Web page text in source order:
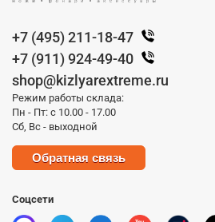
+7 (495) 211-18-47
+7 (911) 924-49-40
shop@kizlyarextreme.ru
Режим работы склада:
Пн - Пт: с 10.00 - 17.00
Сб, Вс - выходной
Обратная связь
Соцсети